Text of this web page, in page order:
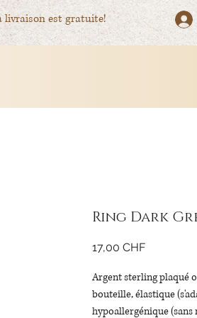
livraison est gratuite!
Ring Dark
17,00 CHFPrix
Argent sterling plaqué
bouteille, élastique
hypoallergénique (sans